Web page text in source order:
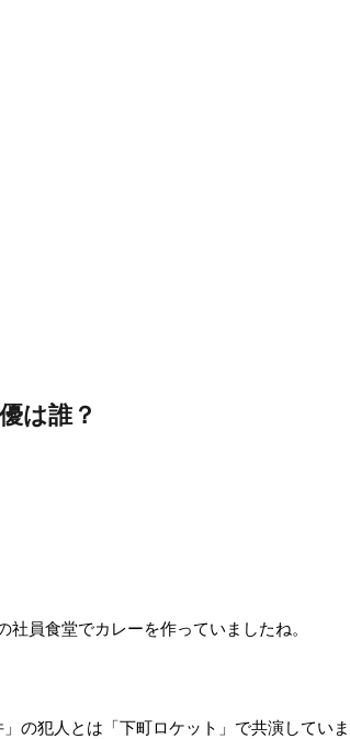
は誰？
員食堂でカレーを作っていましたね。
の犯人とは「下町ロケット」で共演していま